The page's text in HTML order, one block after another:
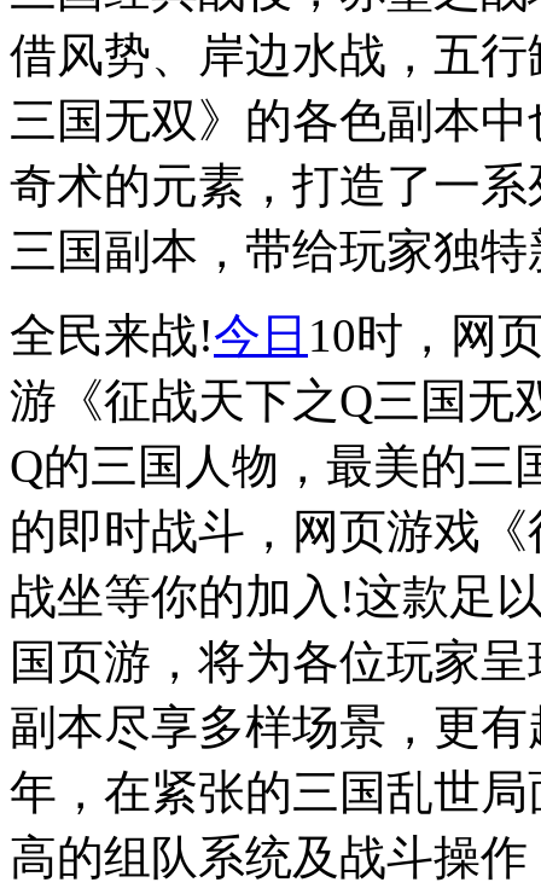
借风势、岸边水战，五
三国无双》的各色副本
奇术的元素，打造了一
三国副本，带给玩家独
全民来战!今日 10时，网
游《征战天下之Q三国无
Q的三国人物，最美的三
的即时战斗，网页游戏
战坐等你的加入!这款足
国页游，将为各位玩家
副本尽享多样场景，更
年，在紧张的三国乱世
高的组队系统及战斗操